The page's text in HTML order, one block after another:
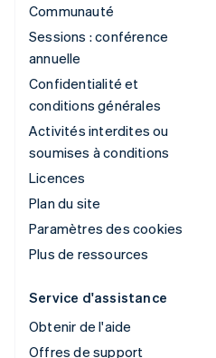
Communauté
Sessions : conférence
annuelle
Confidentialité et
conditions générales
Activités interdites ou
soumises à conditions
Licences
Plan du site
Paramètres des cookies
Plus de ressources
Service d'assistance
Obtenir de l'aide
Offres de support